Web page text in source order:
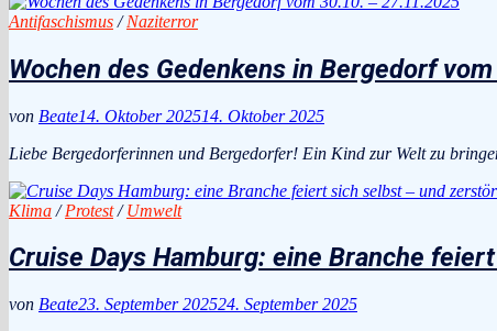
Antifaschismus /Naziterror
Wochen des Gedenkens in Bergedorf
von Beate14. Oktober 202514. Oktober 2025
Liebe Bergedorferinnen und Bergedorfer! Ein Kind zur Welt zu
Klima /Protest/Umwelt
Cruise Days Hamburg: eine Branche
von Beate23. September 202524. September 2025